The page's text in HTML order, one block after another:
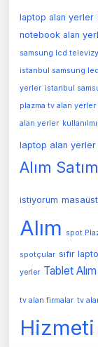
laptop alan yerler
notebook alan
samsung lcd
istanbul samsung
yerler istanbul
plazma tv alan yerler
alan yerler
laptop alan yerler
Alım Satım
istiyorum
Alım
spot
spotçular sıfır
yerler Tablet Alım
tv alan firmalar tv
Hizmeti